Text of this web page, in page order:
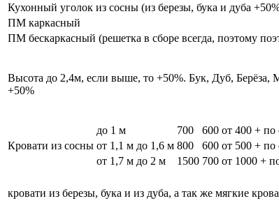
Кухонный уголок из сосны (из березы, бука и дуба
ПМ каркасный
ПМ бескаркасный (решетка в сборе всегда, поэтому
Высота до 2,4м, если выше, то +50%. Бук, Дуб,
+50%
Кровати из сосны
до 1 м 700 600 от 400 + по
от 1,1 м до 1,6 м 800 600 от 500 + по
от 1,7 м до 2 м
1500 700 от 1000 +
кровати из березы, бука и из дуба, а так же мягкие